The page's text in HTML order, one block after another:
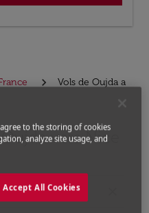
Vols de Oujda a
vers Nice
options populaires
agree to the storing of cookies
analyze site usage, and
Accept All Cookies